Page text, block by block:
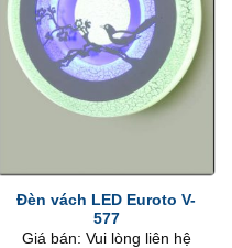
Đèn vách LED Euroto V-
577
Giá bán: Vui lòng liên hệ